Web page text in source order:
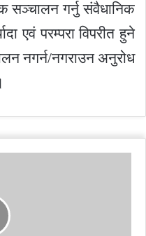
सञ्चालन गर्नु संवैधानिक
एवं परम्परा विपरीत हुने
नगर्न/नगराउन अनुरोध